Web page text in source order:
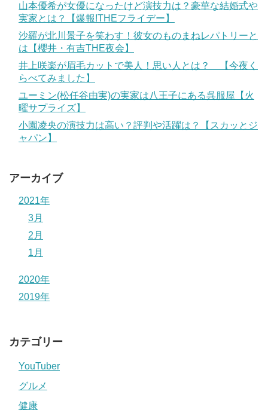
山本優希が女優になったけど演技力は？豪華な結婚式や
実家とは？【爆報!THEフライデー】
沙羅が北川景子を笑わす！彼女のものまねレパトリーと
は【櫻井・有吉THE夜会】
井上咲楽が眉毛カットで美人！思い人とは？ 【今夜く
らべてみました】
ユーミン(松任谷由実)の実家は八王子にある呉服屋【火
曜サプライズ】
小園凌央の演技力は高い？評判や活躍は？【スカッとジ
ャパン】
アーカイブ
2021年
3月
2月
1月
2020年
2019年
カテゴリー
YouTuber
グルメ
健康